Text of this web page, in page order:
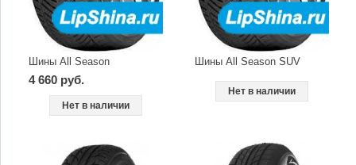
Шины All Season
4 660 руб.
Нет в наличии
Шины All Season SUV
Нет в наличии